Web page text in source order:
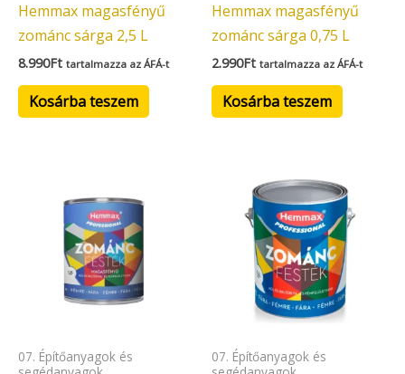
Hemmax magasfényű
zománc sárga 2,5 L
8.990Ft tartalmazza az ÁFÁ-t
Kosárba teszem
Hemmax magasfényű
zománc sárga 0,75 L
2.990Ft tartalmazza az ÁFÁ-t
Kosárba teszem
07. Építőanyagok és
07. Építőanyagok és